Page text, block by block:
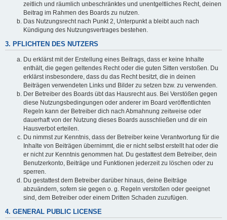
zeitlich und räumlich unbeschränktes und unentgeltliches Recht, deinen
Beitrag im Rahmen des Boards zu nutzen.
Das Nutzungsrecht nach Punkt 2, Unterpunkt a bleibt auch nach
Kündigung des Nutzungsvertrages bestehen.
3. PFLICHTEN DES NUTZERS
Du erklärst mit der Erstellung eines Beitrags, dass er keine Inhalte
enthält, die gegen geltendes Recht oder die guten Sitten verstoßen. Du
erklärst insbesondere, dass du das Recht besitzt, die in deinen
Beiträgen verwendeten Links und Bilder zu setzen bzw. zu verwenden.
Der Betreiber des Boards übt das Hausrecht aus. Bei Verstößen gegen
diese Nutzungsbedingungen oder anderer im Board veröffentlichten
Regeln kann der Betreiber dich nach Abmahnung zeitweise oder
dauerhaft von der Nutzung dieses Boards ausschließen und dir ein
Hausverbot erteilen.
Du nimmst zur Kenntnis, dass der Betreiber keine Verantwortung für die
Inhalte von Beiträgen übernimmt, die er nicht selbst erstellt hat oder die
er nicht zur Kenntnis genommen hat. Du gestattest dem Betreiber, dein
Benutzerkonto, Beiträge und Funktionen jederzeit zu löschen oder zu
sperren.
Du gestattest dem Betreiber darüber hinaus, deine Beiträge
abzuändern, sofern sie gegen o. g. Regeln verstoßen oder geeignet
sind, dem Betreiber oder einem Dritten Schaden zuzufügen.
4. GENERAL PUBLIC LICENSE